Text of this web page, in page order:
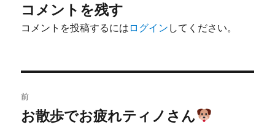
コメントを残す
コメントを投稿するには ログイン してください。
稿
前
前
お散歩でお疲れティノさん